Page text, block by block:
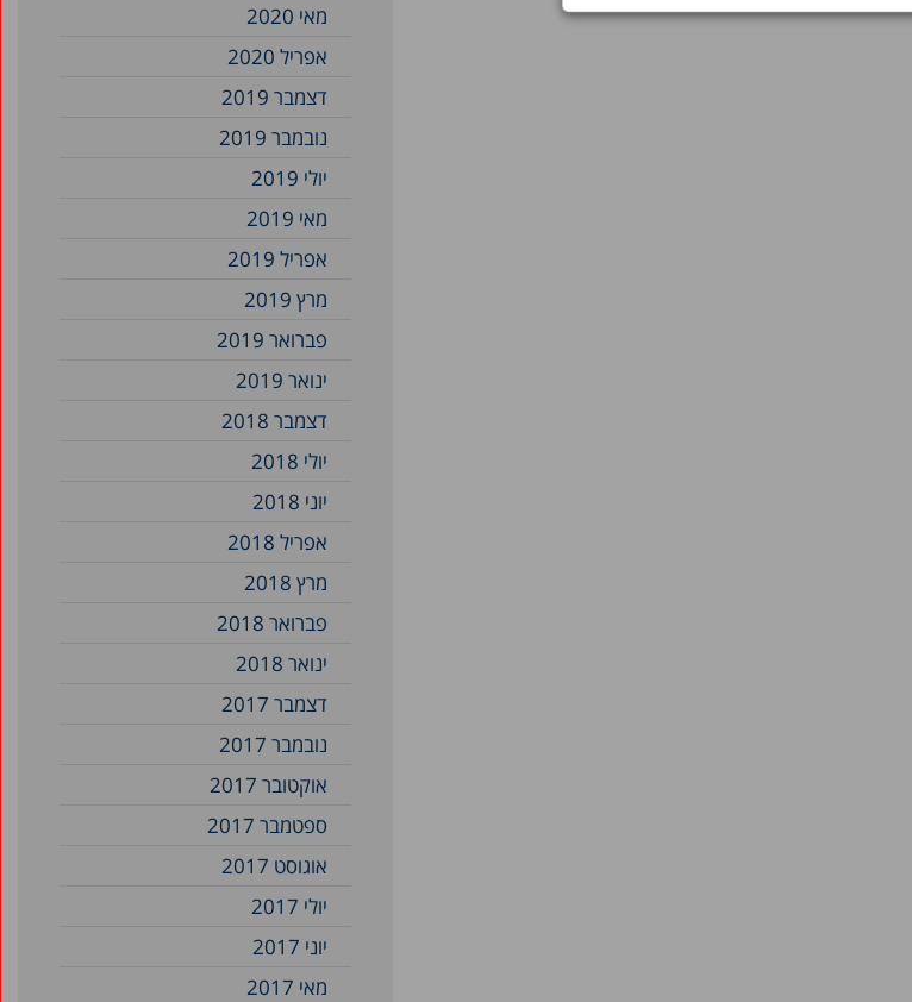
מאי 2020
אפריל 2020
דצמבר 2019
נובמבר 2019
יולי 2019
מאי 2019
אפריל 2019
מרץ 2019
פברואר 2019
ינואר 2019
דצמבר 2018
יולי 2018
יוני 2018
אפריל 2018
מרץ 2018
פברואר 2018
ינואר 2018
דצמבר 2017
נובמבר 2017
אוקטובר 2017
ספטמבר 2017
אוגוסט 2017
יולי 2017
יוני 2017
מאי 2017